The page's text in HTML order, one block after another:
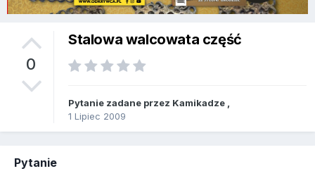
0
Stalowa walcowata część
Pytanie zadane przez Kamikadze
1 Lipiec 2009
Pytanie